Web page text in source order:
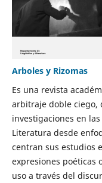
Arboles y Rizomas
Es una revista
arbitraje doble ciego,
investigaciones en
Literatura desde
centran sus estudios
expresiones poéticas
uso a través del